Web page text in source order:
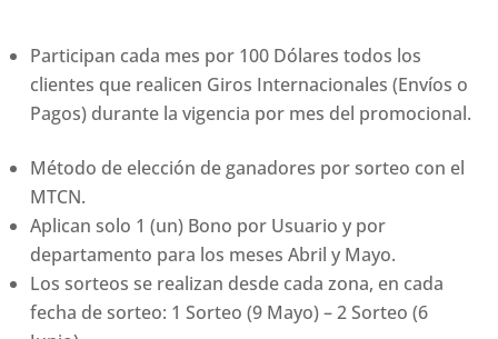
Participan cada mes por 100 Dólares todos los
clientes que realicen Giros Internacionales (Envíos o
Pagos) durante la vigencia por mes del promocional.
Método de elección de ganadores por sorteo con el
MTCN.
Aplican solo 1 (un) Bono por Usuario y por
departamento para los meses Abril y Mayo.
Los sorteos se realizan desde cada zona, en cada
fecha de sorteo: 1 Sorteo (9 Mayo) – 2 Sorteo (6